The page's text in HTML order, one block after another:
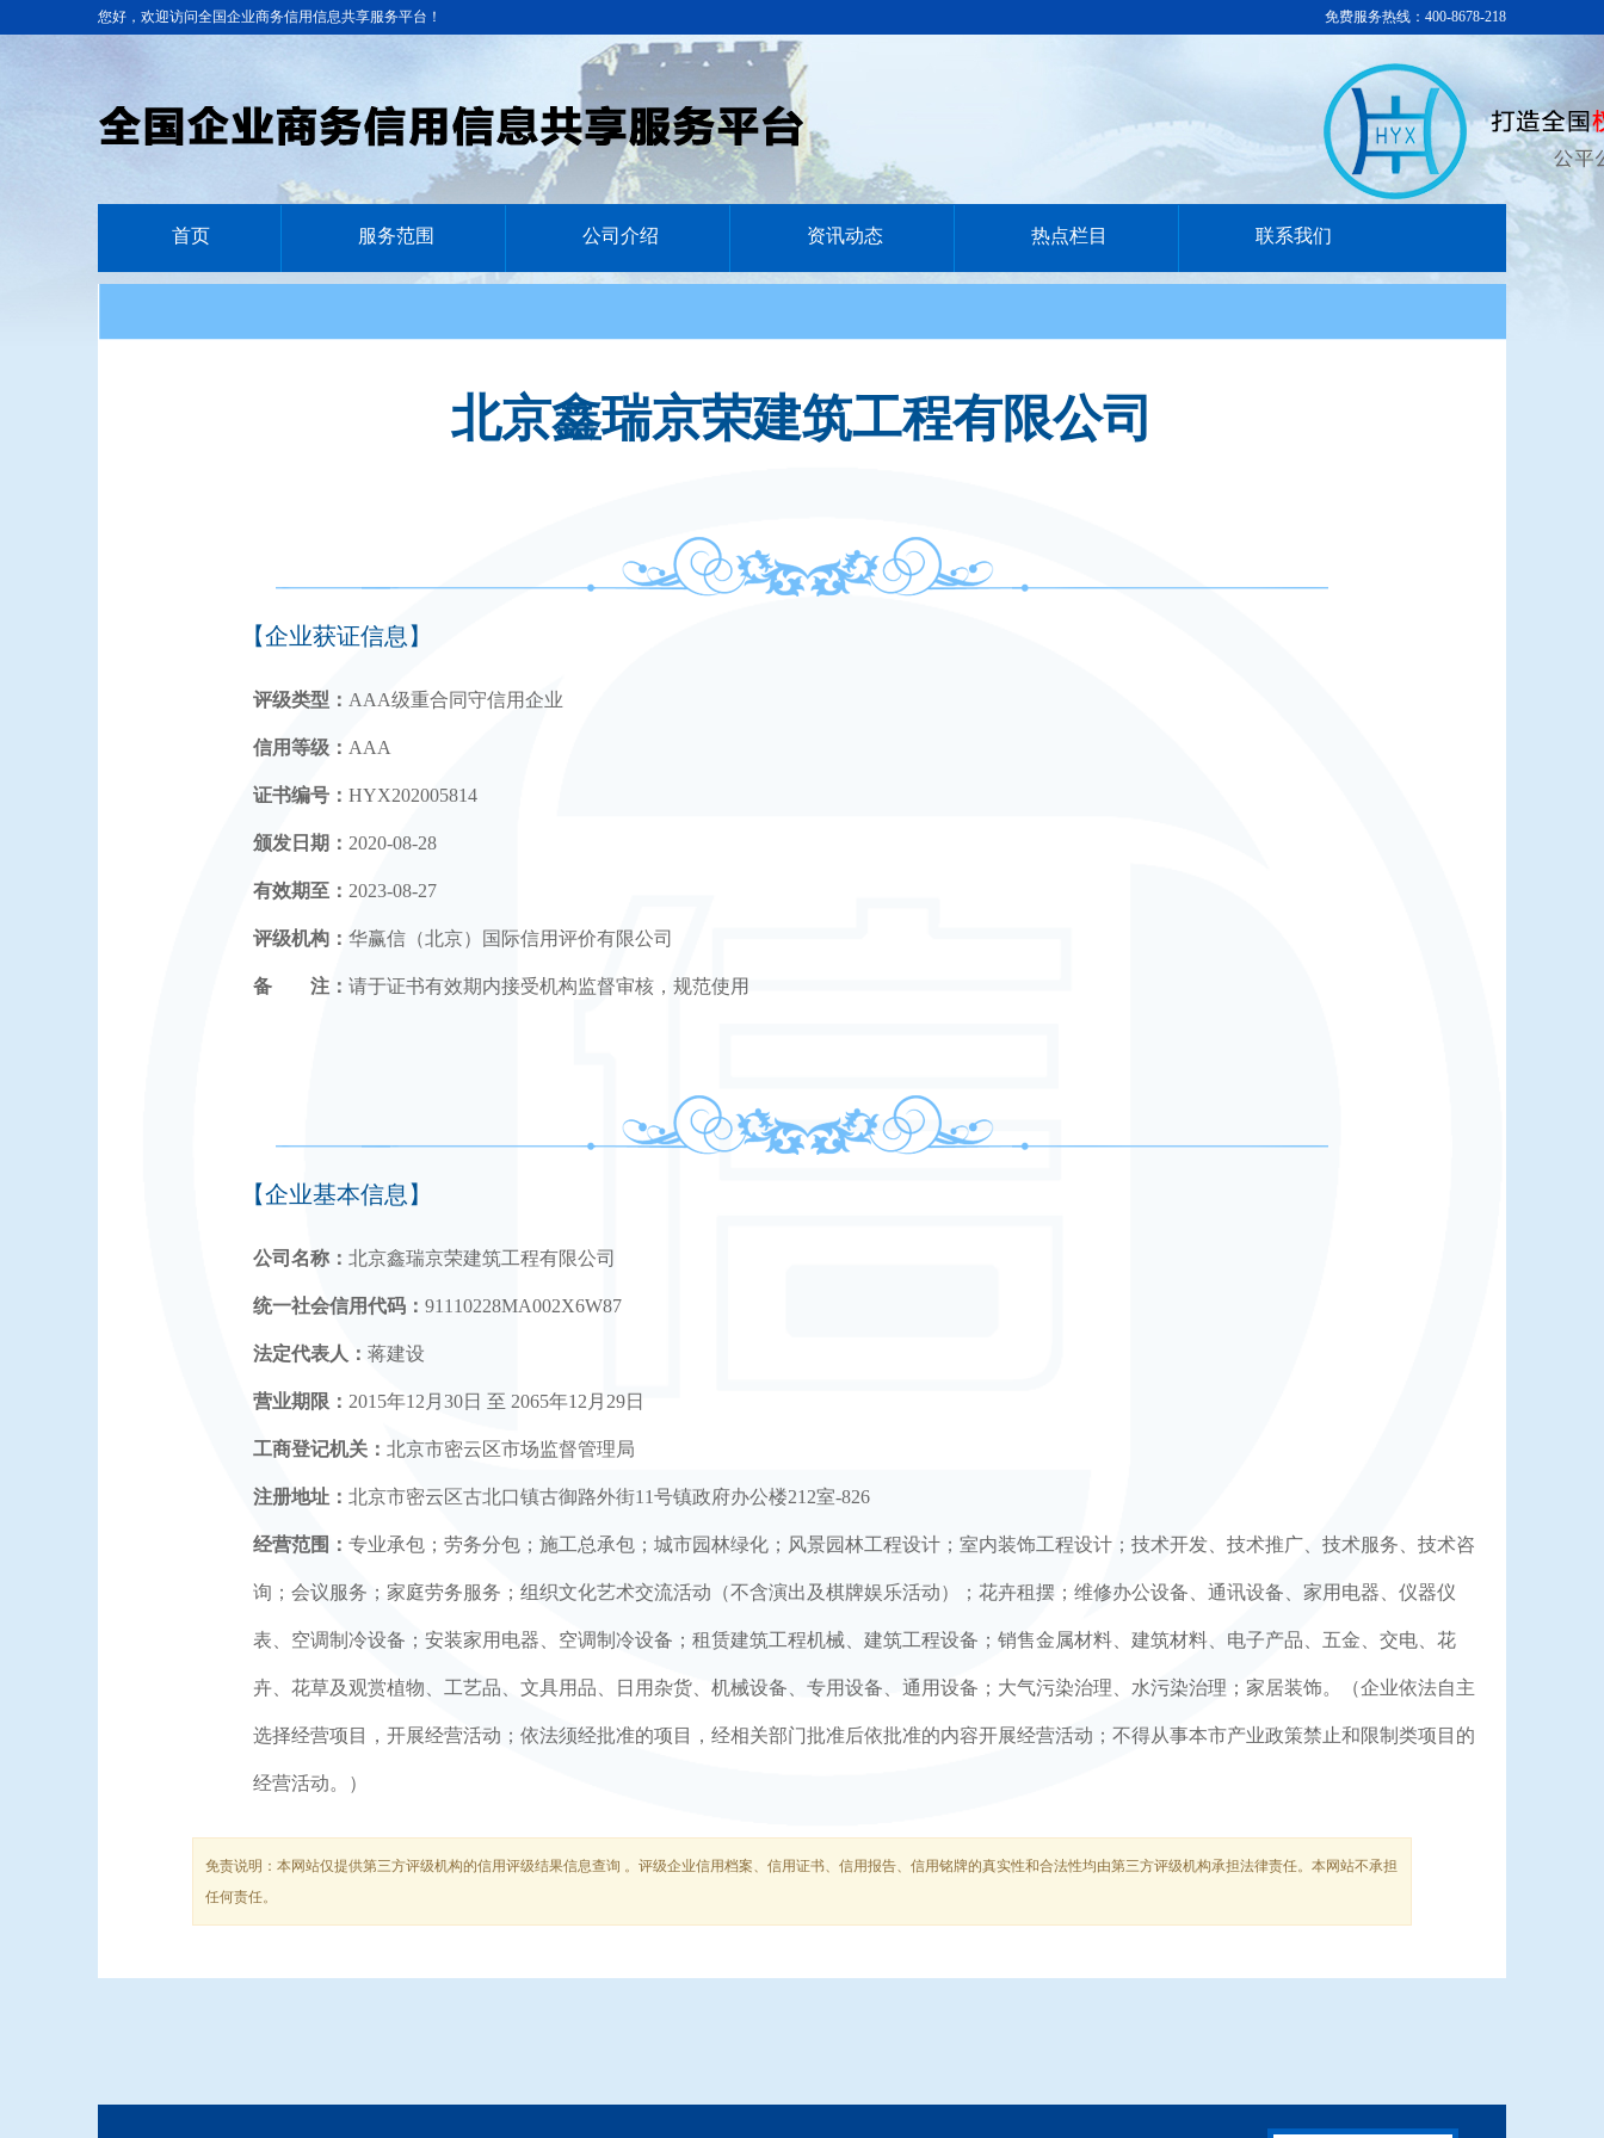
您好，欢迎访问全国企业商务信用信息共享服务平台！ 免费服务热线：400-8678-218
首页 服务范围 公司介绍 资讯动态 热点栏目 联系我们
北京鑫瑞京荣建筑工程有限公司
【企业获证信息】
评级类型： AAA级重合同守信用企业
信用等级： AAA
证书编号： HYX202005814
颁发日期： 2020-08-28
有效期至： 2023-08-27
评级机构： 华赢信（北京）国际信用评价有限公司
备 注： 请于证书有效期内接受机构监督审核，规范使用
【企业基本信息】
公司名称： 北京鑫瑞京荣建筑工程有限公司
统一社会信用代码： 91110228MA002X6W87
法定代表人： 蒋建设
营业期限： 2015年12月30日 至 2065年12月29日
工商登记机关： 北京市密云区市场监督管理局
注册地址： 北京市密云区古北口镇古御路外街11号镇政府办公楼212室-826
经营范围： 专业承包；劳务分包；施工总承包；城市园林绿化；风景园林工程设计；室内装饰工程设计；技术开发、技术推广、技术服务、技术咨
询；会议服务；家庭劳务服务；组织文化艺术交流活动（不含演出及棋牌娱乐活动）；花卉租摆；维修办公设备、通讯设备、家用电器、仪器仪
表、空调制冷设备；安装家用电器、空调制冷设备；租赁建筑工程机械、建筑工程设备；销售金属材料、建筑材料、电子产品、五金、交电、花
卉、花草及观赏植物、工艺品、文具用品、日用杂货、机械设备、专用设备、通用设备；大气污染治理、水污染治理；家居装饰。（企业依法自主
选择经营项目，开展经营活动；依法须经批准的项目，经相关部门批准后依批准的内容开展经营活动；不得从事本市产业政策禁止和限制类项目的
经营活动。）
免责说明：本网站仅提供第三方评级机构的信用评级结果信息查询 。评级企业信用档案、信用证书、信用报告、信用铭牌的真实性和合法性均由第三方评级机构承担法律责任。本网站不承担
任何责任。